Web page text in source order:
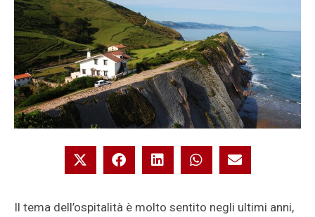
Il tema dell’ospitalità è molto sentito negli ultimi anni,